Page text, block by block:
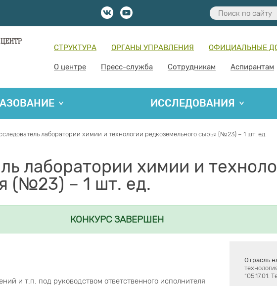
СТРУКТУРА ОРГАНЫ УПРАВЛЕНИЯ ОФИЦИАЛЬНЫЕ
О центре Пресс-служба Сотрудникам Аспирантам
ИССЛЕДОВАНИЯ
лаборатории химии и технологии редкоземельного сырья (№23) – 1 шт. ед.
лаборатории химии и
(№23) – 1 шт. ед.
КОНКУРС ЗАВЕРШЕН
и т.п. под руководством ответственного исполнителя
Отрасль
“05.17.01.